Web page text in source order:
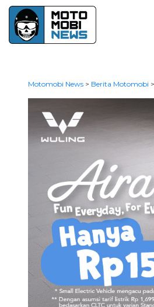
Motomobi News> Berita Motomobi >